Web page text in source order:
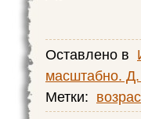
Оставлено в
масштабно.
Метки: